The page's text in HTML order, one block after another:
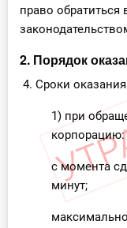
право обратиться
2. Порядок
4. Сроки
1) при
корпорацию:
с момента
минут;